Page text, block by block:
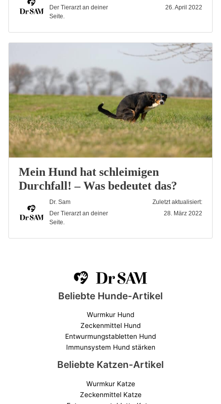
Der Tierarzt an deiner
Seite.
26. April 2022
Mein Hund hat schleimigen
Durchfall! – Was bedeutet das?
Dr. Sam
Der Tierarzt an deiner
Seite.
Zuletzt aktualisiert:
28. März 2022
Beliebte Hunde-Artikel
Wurmkur Hund
Zeckenmittel Hund
Entwurmungstabletten Hund
Immunsystem Hund stärken
Beliebte Katzen-Artikel
Wurmkur Katze
Zeckenmittel Katze